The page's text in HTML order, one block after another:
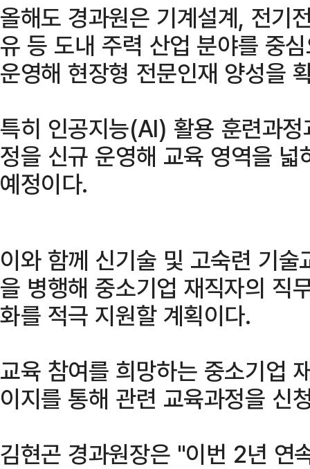
올해도 경과원은 기계설계, 전기
유 등 도내 주력 산업 분야를 중
운영해 현장형 전문인재 양성을
특히 인공지능(AI) 활용 훈련과
정을 신규 운영해 교육 영역을
예정이다.
이와 함께 신기술 및 고숙련 기
을 병행해 중소기업 재직자의 직
화를 적극 지원할 계획이다.
교육 참여를 희망하는 중소기업
이지를 통해 관련 교육과정을 신
김현곤 경과원장은 "이번 2년 연